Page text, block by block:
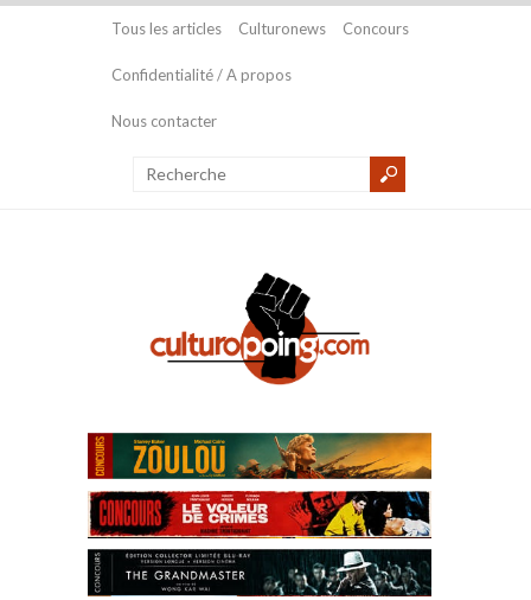
Tous les articles Culturonews Concours
Confidentialité / A propos
Nous contacter